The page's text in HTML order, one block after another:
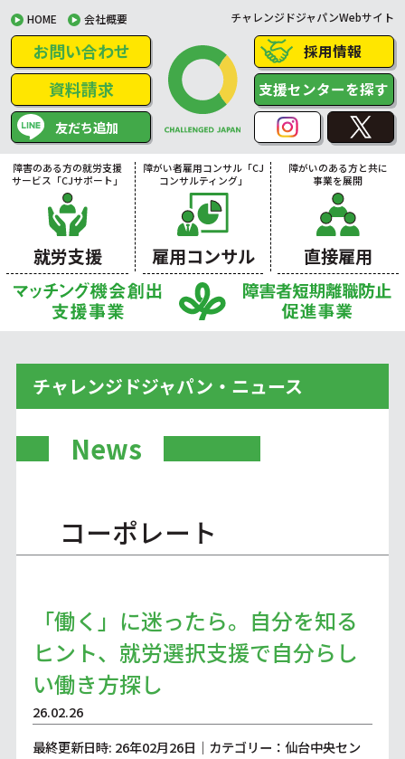
HOME 会社概要 チャレンジドジャパンWebサイト
お問い合わせ
資料請求
友だち追加
採用情報
支援センターを探す
障害のある方の就労支援
サービス「CJサポート」
就労支援
障がい者雇用コンサル「CJ
コンサルティング」
雇用コンサル
障がいのある方と共に
事業を展開
直接雇用
チャレンジドジャパン・ニュース
News
コーポレート
「働く」に迷ったら。自分を知る
ヒント、就労選択支援で自分らし
い働き方探し
26.02.26
最終更新日時: 26年02月26日｜カテゴリー：仙台中央セン